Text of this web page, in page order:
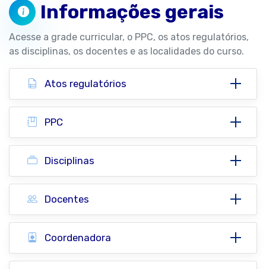
Informações gerais
Acesse a grade curricular, o PPC, os atos regulatórios,
as disciplinas, os docentes e as localidades do curso.
Atos regulatórios
PPC
Disciplinas
Docentes
Coordenadora